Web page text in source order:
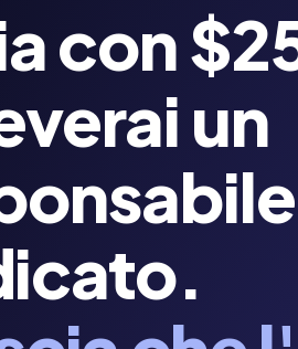
con
un